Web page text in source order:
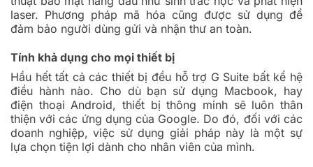
laser. Phương pháp mã hóa cũng được sử dụng để
đảm bảo người dùng gửi và nhận thư an toàn.
Tính khả dụng cho mọi thiết bị
Hầu hết tất cả các thiết bị đều hỗ trợ G Suite bất kể hệ
điều hành nào. Cho dù bạn sử dụng Macbook, hay
điện thoại Android, thiết bị thông minh sẽ luôn thân
thiện với các ứng dụng của Google. Do đó, đối với các
doanh nghiệp, việc sử dụng giải pháp này là một sự
lựa chọn tiện lợi dành cho nhân viên của mình.